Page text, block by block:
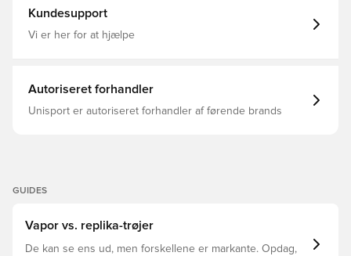
Kundesupport
Vi er her for at hjælpe
Autoriseret forhandler
Unisport er autoriseret forhandler af førende brands
GUIDES
Vapor vs. replika-trøjer
De kan se ens ud, men forskellene er markante. Opdag,